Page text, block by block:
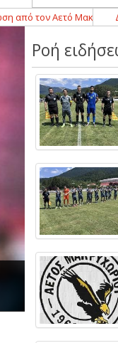
Αετό Μακρυχωρίου
Ροή